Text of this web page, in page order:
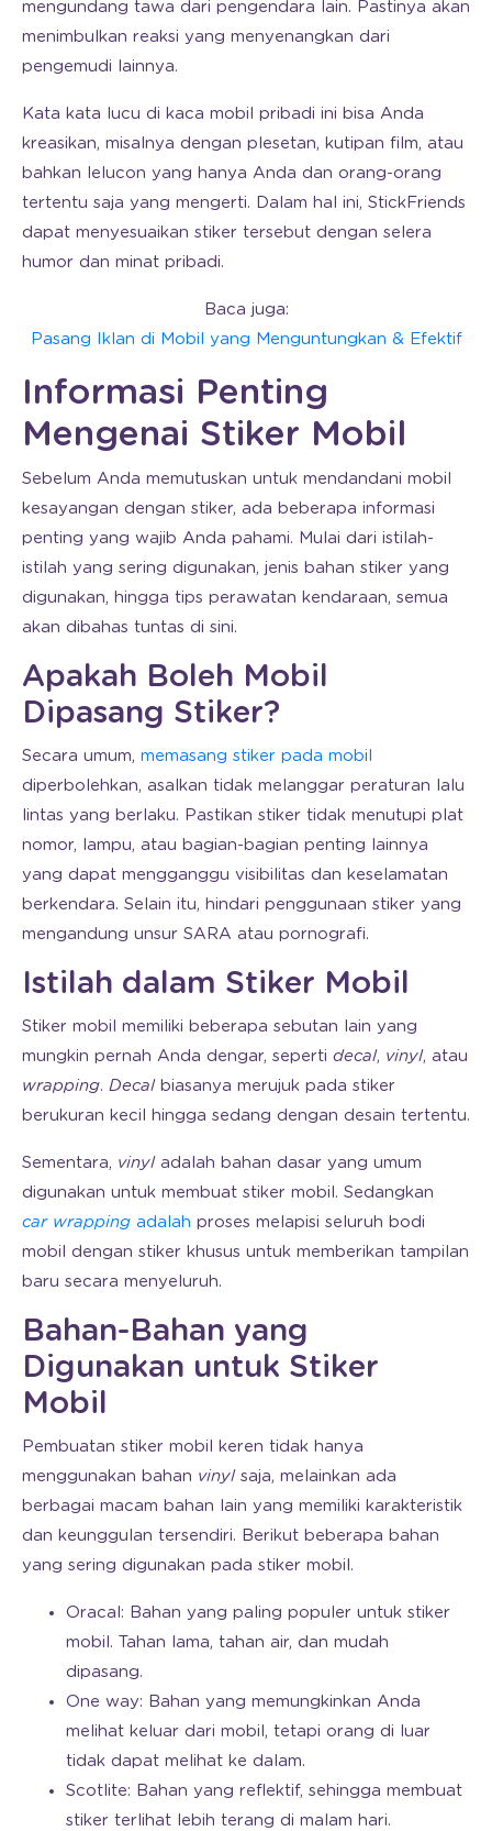
mengundang tawa dari pengendara lain. Pastinya akan
menimbulkan reaksi yang menyenangkan dari
pengemudi lainnya.
Kata kata lucu di kaca mobil pribadi ini bisa Anda
kreasikan, misalnya dengan plesetan, kutipan film, atau
bahkan lelucon yang hanya Anda dan orang-orang
tertentu saja yang mengerti. Dalam hal ini, StickFriends
dapat menyesuaikan stiker tersebut dengan selera
humor dan minat pribadi.
Baca juga:
Pasang Iklan di Mobil yang Menguntungkan & Efektif
Informasi Penting
Mengenai Stiker Mobil
Sebelum Anda memutuskan untuk mendandani mobil
kesayangan dengan stiker, ada beberapa informasi
penting yang wajib Anda pahami. Mulai dari istilah-
istilah yang sering digunakan, jenis bahan stiker yang
digunakan, hingga tips perawatan kendaraan, semua
akan dibahas tuntas di sini.
Apakah Boleh Mobil
Dipasang Stiker?
Secara umum, memasang stiker pada mobil
diperbolehkan, asalkan tidak melanggar peraturan lalu
lintas yang berlaku. Pastikan stiker tidak menutupi plat
nomor, lampu, atau bagian-bagian penting lainnya
yang dapat mengganggu visibilitas dan keselamatan
berkendara. Selain itu, hindari penggunaan stiker yang
mengandung unsur SARA atau pornografi.
Istilah dalam Stiker Mobil
Stiker mobil memiliki beberapa sebutan lain yang
mungkin pernah Anda dengar, seperti decal, vinyl, atau
wrapping. Decal biasanya merujuk pada stiker
berukuran kecil hingga sedang dengan desain tertentu.
Sementara, vinyl adalah bahan dasar yang umum
digunakan untuk membuat stiker mobil. Sedangkan
car wrapping adalah proses melapisi seluruh bodi
mobil dengan stiker khusus untuk memberikan tampilan
baru secara menyeluruh.
Bahan-Bahan yang
Digunakan untuk Stiker
Mobil
Pembuatan stiker mobil keren tidak hanya
menggunakan bahan vinyl saja, melainkan ada
berbagai macam bahan lain yang memiliki karakteristik
dan keunggulan tersendiri. Berikut beberapa bahan
yang sering digunakan pada stiker mobil.
Oracal: Bahan yang paling populer untuk stiker
mobil. Tahan lama, tahan air, dan mudah
dipasang.
One way: Bahan yang memungkinkan Anda
melihat keluar dari mobil, tetapi orang di luar
tidak dapat melihat ke dalam.
Scotlite: Bahan yang reflektif, sehingga membuat
stiker terlihat lebih terang di malam hari.